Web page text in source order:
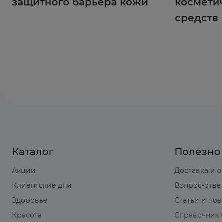
средств
Каталог
Акции
Клиентские дни
Здоровье
Красота
Полезно
Доставка и
Вопрос-
Статьи и
Справочник